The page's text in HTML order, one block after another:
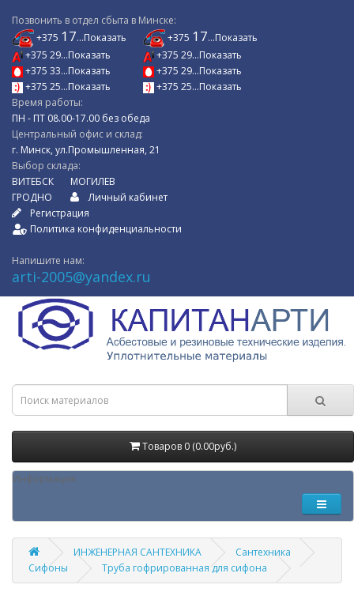
Позвонить в отдел сбыта в Минске:
+375 17...Показать
+375 29...Показать
+375 33...Показать
+375 25...Показать
+375 17...Показать
+375 29...Показать
+375 29...Показать
+375 25...Показать
Время работы:
ПН - ПТ 08.00-17.00 без обеда
Центральный офис и склад:
г. Минск, ул.Промышленная, 21
Выбор склада:
ВИТЕБСК
ГРОДНО
МОГИЛЕВ
Личный кабинет
Регистрация
Политика конфиденциальности
Напишите нам:
arti-2005@yandex.ru
Товаров 0 (0.00руб.)
Информация
ИНЖЕНЕРНАЯ САНТЕХНИКА
Сантехника
Сифоны
Труба гофрированная для сифона